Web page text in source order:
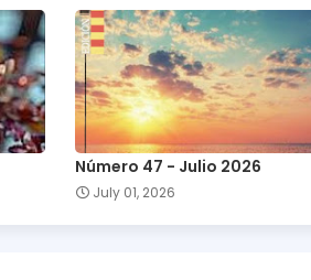
Número 47 - Julio 2026
July 01, 2026